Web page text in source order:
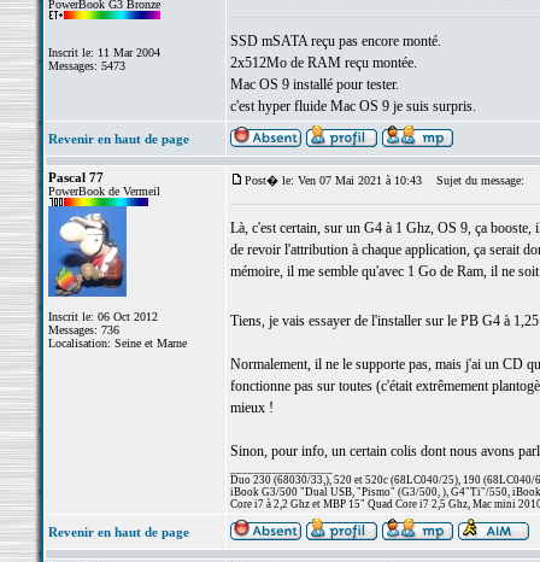
PowerBook G3 Bronze
Inscrit le: 11 Mar 2004
Messages: 5473
SSD mSATA reçu pas encore monté.
2x512Mo de RAM reçu montée.
Mac OS 9 installé pour tester.
c'est hyper fluide Mac OS 9 je suis surpris.
Revenir en haut de page
Pascal 77
PowerBook de Vermeil
Inscrit le: 06 Oct 2012
Messages: 736
Localisation: Seine et Marne
Post� le: Ven 07 Mai 2021 à 10:43 Sujet du message:
Là, c'est certain, sur un G4 à 1 Ghz, OS 9, ça
de revoir l'attribution à chaque application, ça serait
mémoire, il me semble qu'avec 1 Go de Ram, il ne
Tiens, je vais essayer de l'installer sur le PB G4 à
Normalement, il ne le supporte pas, mais j'ai un CD
fonctionne pas sur toutes (c'était extrêmement
mieux !
Sinon, pour info, un certain colis dont nous avons
Duo 230 (68030/33,), 520 et 520c (68LC040/25), 190 (68LC040/
iBook G3/500 "Dual USB, "Pismo" (G3/500, ), G4"Ti"/550,
Core i7 à 2,2 Ghz et MBP 15" Quad Core i7 2,5 Ghz, Mac mini
Revenir en haut de page